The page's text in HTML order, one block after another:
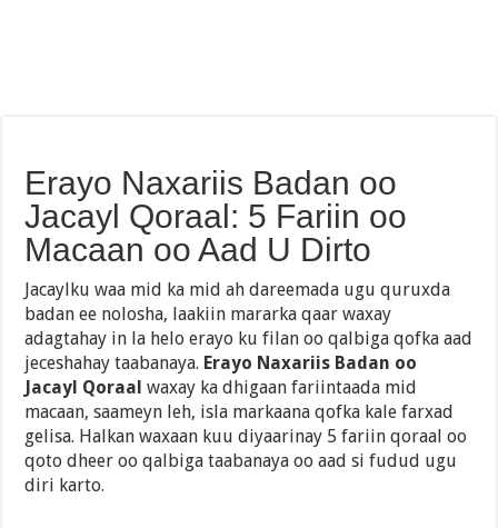
Erayo Naxariis Badan oo
Jacayl Qoraal: 5 Fariin oo
Macaan oo Aad U Dirto
Jacaylku waa mid ka mid ah dareemada ugu quruxda
badan ee nolosha, laakiin mararka qaar waxay
adagtahay in la helo erayo ku filan oo qalbiga qofka aad
jeceshahay taabanaya. Erayo Naxariis Badan oo
Jacayl Qoraal waxay ka dhigaan fariintaada mid
macaan, saameyn leh, isla markaana qofka kale farxad
gelisa. Halkan waxaan kuu diyaarinay 5 fariin qoraal oo
qoto dheer oo qalbiga taabanaya oo aad si fudud ugu
diri karto.